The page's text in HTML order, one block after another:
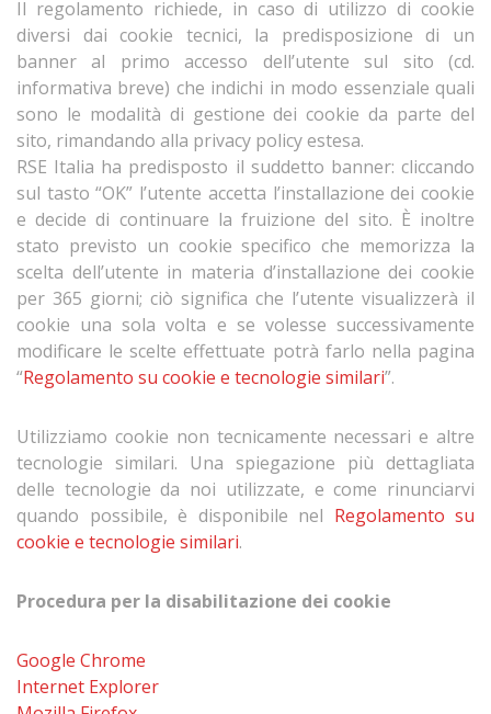
Il regolamento richiede, in caso di utilizzo di cookie
diversi dai cookie tecnici, la predisposizione di un
banner al primo accesso dell’utente sul sito (cd.
informativa breve) che indichi in modo essenziale quali
sono le modalità di gestione dei cookie da parte del
sito, rimandando alla privacy policy estesa.
RSE Italia ha predisposto il suddetto banner: cliccando
sul tasto “OK” l’utente accetta l’installazione dei cookie
e decide di continuare la fruizione del sito. È inoltre
stato previsto un cookie specifico che memorizza la
scelta dell’utente in materia d’installazione dei cookie
per 365 giorni; ciò significa che l’utente visualizzerà il
cookie una sola volta e se volesse successivamente
modificare le scelte effettuate potrà farlo nella pagina
“Regolamento su cookie e tecnologie similari”.
Utilizziamo cookie non tecnicamente necessari e altre
tecnologie similari. Una spiegazione più dettagliata
delle tecnologie da noi utilizzate, e come rinunciarvi
quando possibile, è disponibile nel Regolamento su
cookie e tecnologie similari.
Procedura per la disabilitazione dei cookie
Google Chrome
Internet Explorer